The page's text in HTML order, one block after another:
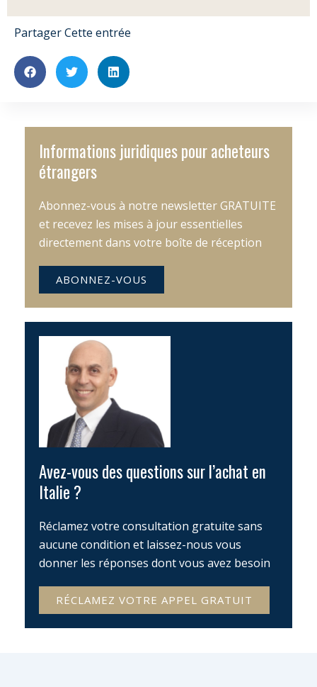
Partager Cette entrée
Informations juridiques pour acheteurs
étrangers
Abonnez-vous à notre newsletter GRATUITE
et recevez les mises à jour essentielles
directement dans votre boîte de réception
ABONNEZ-VOUS
Avez-vous des questions sur l’achat en
Italie ?
Réclamez votre consultation gratuite sans
aucune condition et laissez-nous vous
donner les réponses dont vous avez besoin
RÉCLAMEZ VOTRE APPEL GRATUIT